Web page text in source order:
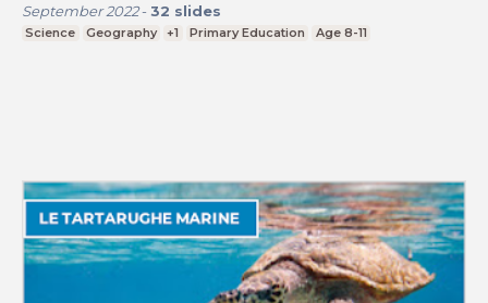
September 2022- 32 slides
Science Geography +1 Primary Education Age 8-11